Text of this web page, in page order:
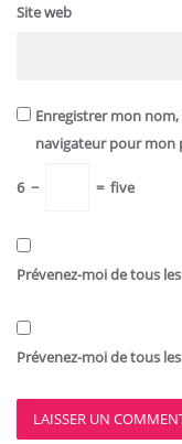
Site web
Enregistrer mon
navigateur pour mon
6 − = five
Prévenez-moi de tous
Prévenez-moi de tous